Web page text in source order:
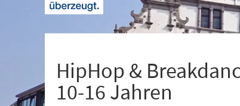
HipHop &
10-16 Jahren